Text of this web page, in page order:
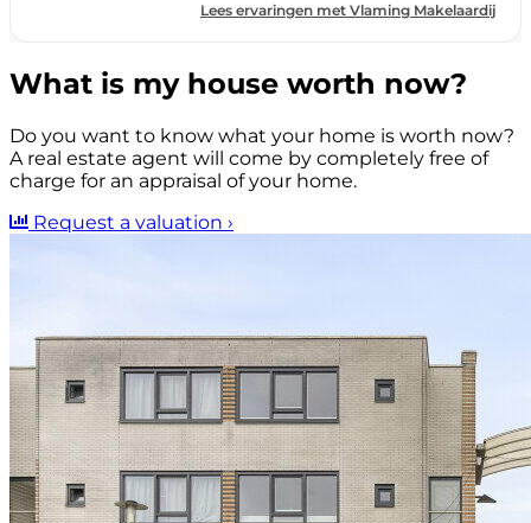
What is my house worth now?
Do you want to know what your home is worth now?
A real estate agent will come by completely free of
charge for an appraisal of your home.
Request a valuation ›